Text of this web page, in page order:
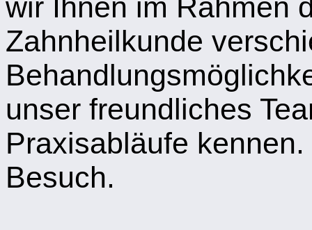
wir Ihnen im Rahmen
Zahnheilkunde
unser freundliches
Praxisabläufe
Besuch.